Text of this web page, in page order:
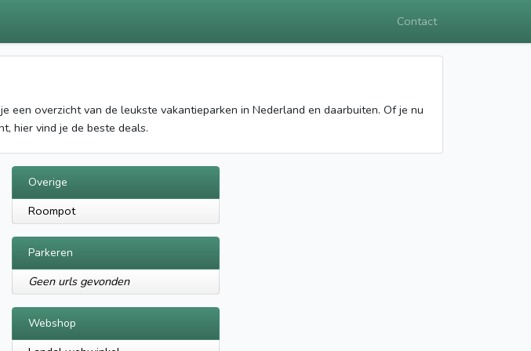
Contact
overzicht van de leukste vakantieparken in Nederland en daarbuiten. Of je nu
hier vind je de beste deals.
Overige
Roompot
Parkeren
Geen urls gevonden
Webshop